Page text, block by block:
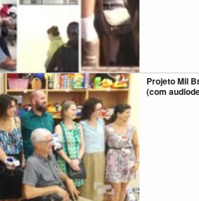
Projeto Mil
(com